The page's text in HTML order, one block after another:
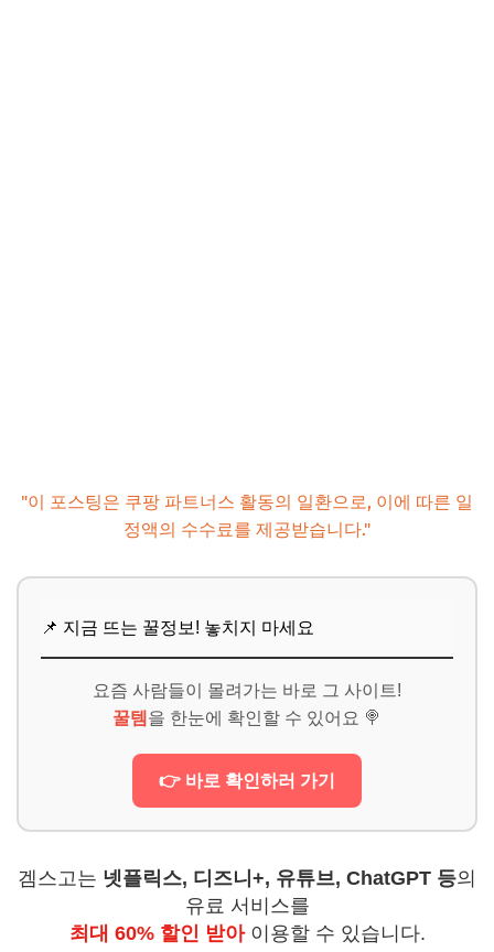
"이 포스팅은 쿠팡 파트너스 활동의 일환으로, 이에 따른 일
정액의 수수료를 제공받습니다."
📌 지금 뜨는 꿀정보! 놓치지 마세요
요즘 사람들이 몰려가는 바로 그 사이트!
꿀템 을 한눈에 확인할 수 있어요 🍭
👉 바로 확인하러 가기
겜스고는 넷플릭스, 디즈니+, 유튜브, ChatGPT 등의
유료 서비스를
최대 60% 할인 받아이용할 수 있습니다.